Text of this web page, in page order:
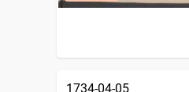
1734-04-05